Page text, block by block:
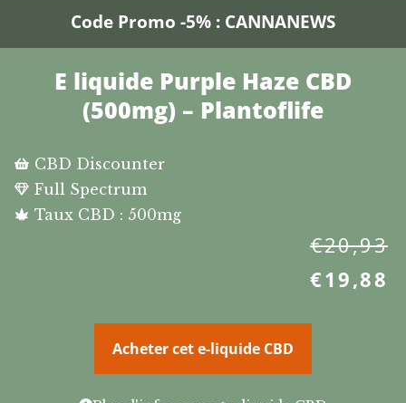
Code Promo -5% : CANNANEWS
E liquide Purple Haze CBD
(500mg) – Plantoflife
CBD Discounter
Full Spectrum
Taux CBD : 500mg
€20,93
€19,88
Acheter cet e-liquide CBD